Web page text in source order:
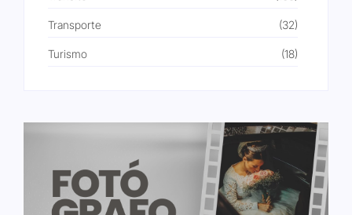
Transporte (32)
Turismo (18)